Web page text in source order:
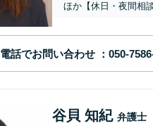
ほか【休日・夜間相談
電話でお問い合わせ
谷貝 知紀 弁護士